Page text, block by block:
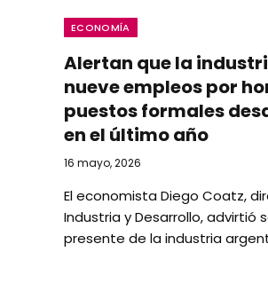
ECONOMÍA
Alertan que la
nueve empleos por
puestos formales
en el último año
16 mayo, 2026
El economista Diego Coatz,
Industria y Desarrollo, advirtió
presente de la industria